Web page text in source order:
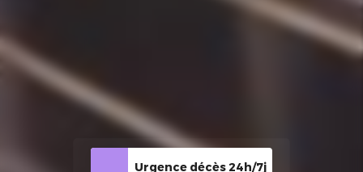
Urgence décès 24h/7j